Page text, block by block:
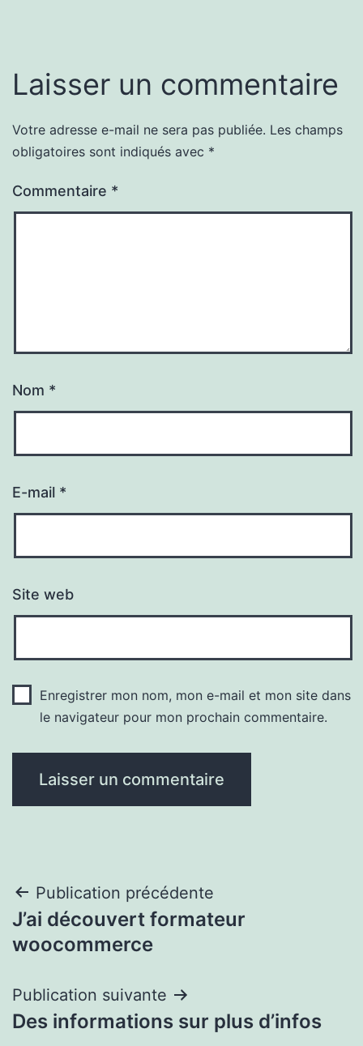
Laisser un commentaire
Votre adresse e-mail ne sera pas publiée. Les champs
obligatoires sont indiqués avec *
Commentaire *
Nom *
E-mail *
Site web
Enregistrer mon nom, mon e-mail et mon site dans
le navigateur pour mon prochain commentaire.
Navigation
de
Publication précédente
J’ai découvert formateur
woocommerce
Publication suivante
Des informations sur plus d’infos